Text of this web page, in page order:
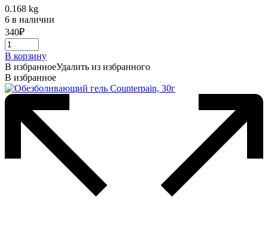
0.168 kg
6 в наличии
340₽
В корзину
В избранноеУдалить из избранного
В избранное